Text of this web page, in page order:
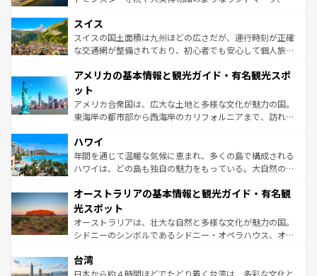
を参照してほしい。
は、お酒好きな人にはぜひ体験してほしい。 なお、新着の
ドイツ情報はコンテンツ一覧を参照してほしい。
リアごとに異なる魅力がある。また、優雅なアフタヌーン
ティー、ビール好きにはたまらない英国パブ、サッカー観
戦など、本場だからこそできる体験も豊富。イギリスを旅
ンツ一覧を参照してほしい。
スイス
スイスの国土面積は九州ほどの広さだが、運行時刻が正確
な交通網が整備されており、初心者でも安心して個人旅行
の建物がそのまま残る町や、スイスならではのユニークな
博物館もあり、アルプス観光だけでなく町歩きも満喫する
ことができる。国民の所得が高いため物価も高いが、旅行
者向けの交通パス提供のサービスもあり、うまく活用すれ
着のスイス情報は
アメリカの基本情報と観光ガイド・有名観光スポ
ット
アメリカ合衆国は、広大な土地と多様な文化が魅力の国。
東海岸の都市部から西海岸のカリフォルニアまで、訪れる
のような巨大都市は、観光、ショッピング、エンターテイ
ンメントが詰まった刺激的なスポットだ。一方、アメリカ
西部には大自然が広がり、グランドキャニオンやイエロー
部のニューオーリンズでは、音楽と美食が融合した独特の
文化が魅力。旅行者はアメリカの各地域で異なる魅力を楽
しみながら、その多様性と豊かな歴史を感じることができ
るだろう。車でのロードトリップや列車の旅も、アメリカ
情報は
ハワイ
年間を通じて温暖な気候に恵まれ、多くの島で構成される
ハワイは、どの島も独自の魅力をもっている。大自然の神
ワイ島は見逃せない。また、定番の観光地といえばオアフ
島だが、静かな自然を求めるならマウイ島やカウアイ島が
おすすめ。エメラルドグリーンに輝く海をはじめ、豊かな
文化や歴史が息づいている。「アロハスピリット」と呼ば
人々、おいしいローカルフードやハワイアンミュージッ
ク、伝統的なフラダンスなど、すべてがハワイの魅力を彩
オーストラリアの基本情報と観光ガイド・有名観
光スポット
オーストラリアは、壮大な自然と多様な文化が魅力の国。
シドニーのシンボルであるシドニー・オペラハウス、オー
リアリーフや大陸中央部にそびえるウルル（エアーズロッ
ク）、タスマニアの美しい原生林やケアンズの熱帯雨林な
台湾
日本から約４時間ほどでたどり着く台湾は、多彩な文化と